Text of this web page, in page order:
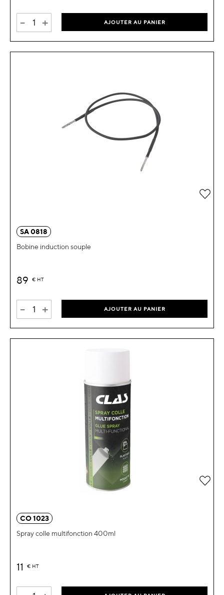
- + AJOUTER AU PANIER
SA 0818
Bobine induction souple
89 € HT
- + AJOUTER AU PANIER
CO 1023
Spray colle multifonction 400ml
11 € HT